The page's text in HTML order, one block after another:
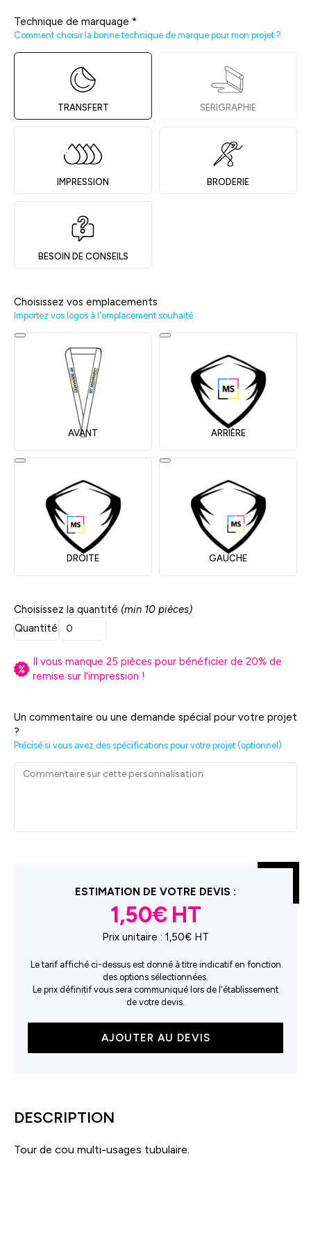
Technique de marquage *
Comment choisir la bonne technique de marque pour mon projet ?
TRANSFERT SERIGRAPHIE
IMPRESSION BRODERIE
BESOIN DE CONSEILS
Choisissez vos emplacements
Importez vos logos à l'emplacement souhaité
AVANT ARRIÈRE
DROITE GAUCHE
Choisissez la quantité (min 10 pièces)
Quantité
Il vous manque 25 pièces pour bénéficier de 20% de
remise sur l'impression !
Un commentaire ou une demande spécial pour votre projet
?
Précisé si vous avez des spécifications pour votre projet (optionnel)
ESTIMATION DE VOTRE DEVIS :
1,50€
Prix unitaire : 1,50€ HT
Le tarif affiché ci-dessus est donné à titre indicatif en fonction
des options sélectionnées.
Le prix définitif vous sera communiqué lors de l'établissement
de votre devis.
AJOUTER AU DEVIS
DESCRIPTION
Tour de cou multi-usages tubulaire.